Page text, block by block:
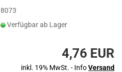
8073
Verfügbar ab Lager
4,76 EUR
inkl. 19% MwSt. - InfoVersand